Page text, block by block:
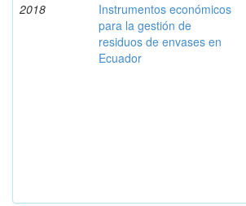
2018
Instrumentos económicos
para la gestión de
residuos de envases en
Ecuador